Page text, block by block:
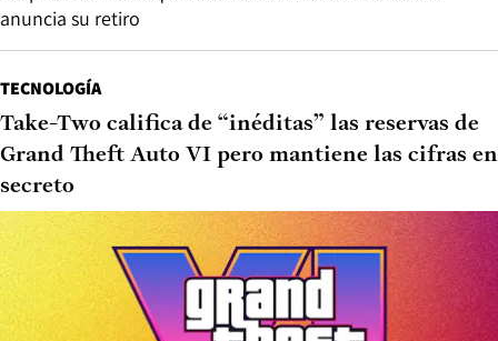
anuncia su retiro
TECNOLOGÍA
Take-Two califica de “inéditas” las reservas de
Grand Theft Auto VI pero mantiene las cifras en
secreto